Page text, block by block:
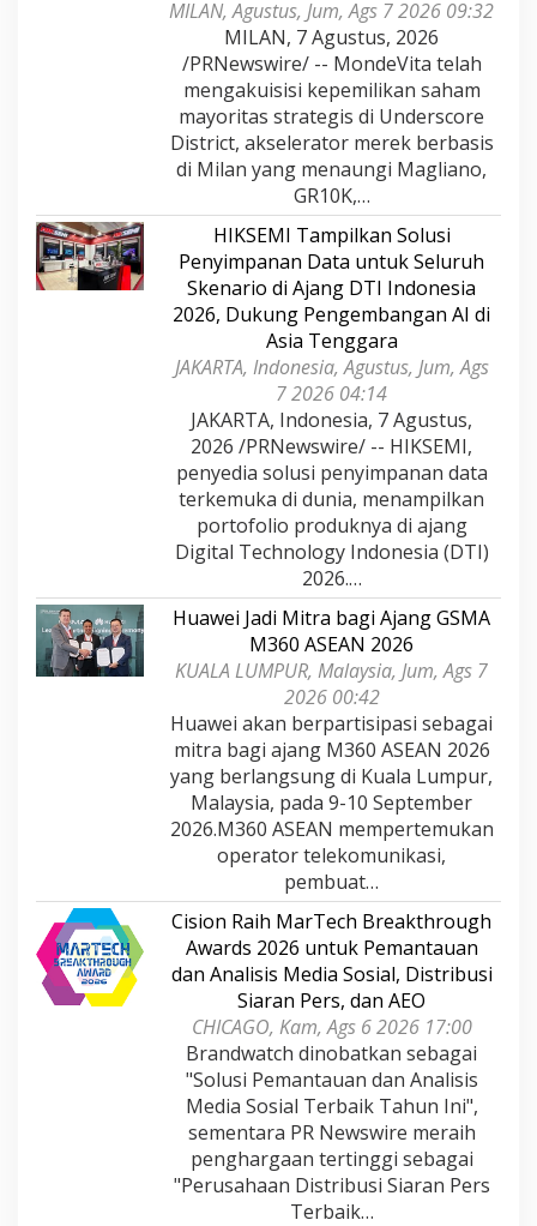
MILAN, Agustus, Jum, Ags 7 2026 09:32
MILAN, 7 Agustus, 2026
/PRNewswire/ -- MondeVita telah
mengakuisisi kepemilikan saham
mayoritas strategis di Underscore
District, akselerator merek berbasis
di Milan yang menaungi Magliano,
GR10K,…
HIKSEMI Tampilkan Solusi
Penyimpanan Data untuk Seluruh
Skenario di Ajang DTI Indonesia
2026, Dukung Pengembangan AI di
Asia Tenggara
JAKARTA, Indonesia, Agustus, Jum, Ags
7 2026 04:14
JAKARTA, Indonesia, 7 Agustus,
2026 /PRNewswire/ -- HIKSEMI,
penyedia solusi penyimpanan data
terkemuka di dunia, menampilkan
portofolio produknya di ajang
Digital Technology Indonesia (DTI)
2026.…
Huawei Jadi Mitra bagi Ajang GSMA
M360 ASEAN 2026
KUALA LUMPUR, Malaysia, Jum, Ags 7
2026 00:42
Huawei akan berpartisipasi sebagai
mitra bagi ajang M360 ASEAN 2026
yang berlangsung di Kuala Lumpur,
Malaysia, pada 9-10 September
2026.M360 ASEAN mempertemukan
operator telekomunikasi,
pembuat…
Cision Raih MarTech Breakthrough
Awards 2026 untuk Pemantauan
dan Analisis Media Sosial, Distribusi
Siaran Pers, dan AEO
CHICAGO, Kam, Ags 6 2026 17:00
Brandwatch dinobatkan sebagai
"Solusi Pemantauan dan Analisis
Media Sosial Terbaik Tahun Ini",
sementara PR Newswire meraih
penghargaan tertinggi sebagai
"Perusahaan Distribusi Siaran Pers
Terbaik…